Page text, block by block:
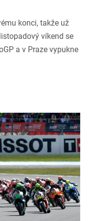
konci, takže už
víkend se
a v Praze vypukne